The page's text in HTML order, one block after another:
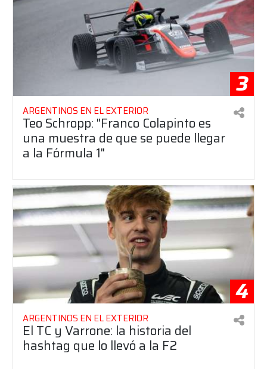
3
ARGENTINOS EN EL EXTERIOR
Teo Schropp: "Franco Colapinto es
una muestra de que se puede llegar
a la Fórmula 1"
4
ARGENTINOS EN EL EXTERIOR
El TC y Varrone: la historia del
hashtag que lo llevó a la F2